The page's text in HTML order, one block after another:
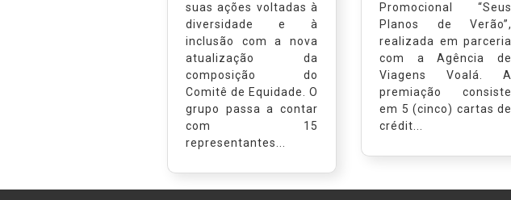
suas ações voltadas à
diversidade e à
inclusão com a nova
atualização da
composição do
Comitê de Equidade. O
grupo passa a contar
com 15
representantes...
Promocional “Seus
Planos de Verão”,
realizada em parceria
com a Agência de
Viagens Voalá. A
premiação consiste
em 5 (cinco) cartas de
crédit...